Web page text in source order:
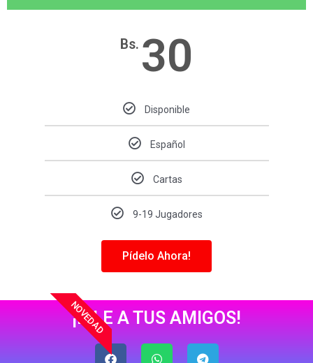
Bs. 30
Disponible
Español
Cartas
9-19 Jugadores
Pídelo Ahora!
NOVEDAD
¡DILE A TUS AMIGOS!